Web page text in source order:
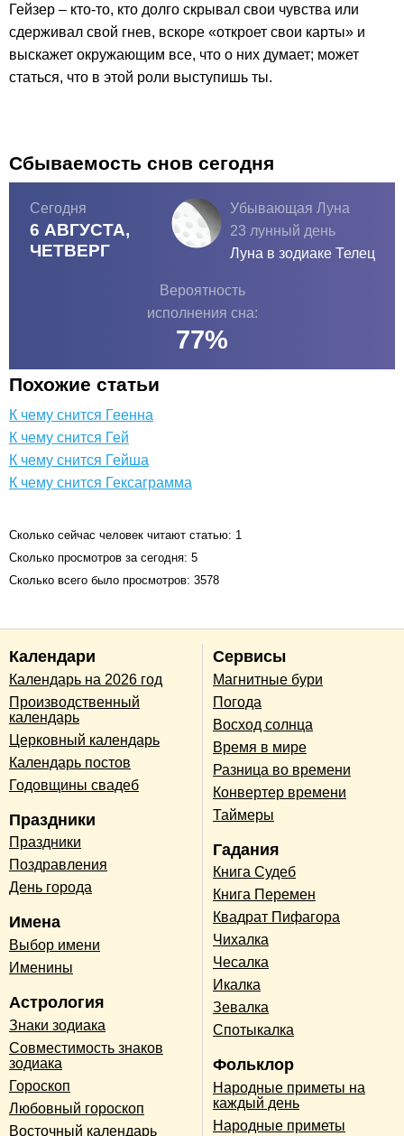
Гейзер – кто-то, кто долго скрывал свои чувства или
сдерживал свой гнев, вскоре «откроет свои карты» и
выскажет окружающим все, что о них думает; может
статься, что в этой роли выступишь ты.
Сбываемость снов сегодня
Сегодня
6 АВГУСТА,
ЧЕТВЕРГ
Убывающая Луна
23 лунный день
Луна в зодиаке Телец
Вероятность
исполнения сна:
77%
Похожие статьи
К чему снится Геенна
К чему снится Гей
К чему снится Гейша
К чему снится Гексаграмма
Сколько сейчас человек читают статью: 1
Сколько просмотров за сегодня: 5
Сколько всего было просмотров: 3578
Календари
Календарь на 2026 год
Производственный
календарь
Церковный календарь
Календарь постов
Годовщины свадеб
Праздники
Праздники
Поздравления
День города
Имена
Выбор имени
Именины
Астрология
Знаки зодиака
Совместимость знаков
зодиака
Гороскоп
Любовный гороскоп
Восточный календарь
Сервисы
Магнитные бури
Погода
Восход солнца
Время в мире
Разница во времени
Конвертер времени
Таймеры
Гадания
Книга Судеб
Книга Перемен
Квадрат Пифагора
Чихалка
Чесалка
Икалка
Зевалка
Спотыкалка
Фольклор
Народные приметы на
каждый день
Народные приметы